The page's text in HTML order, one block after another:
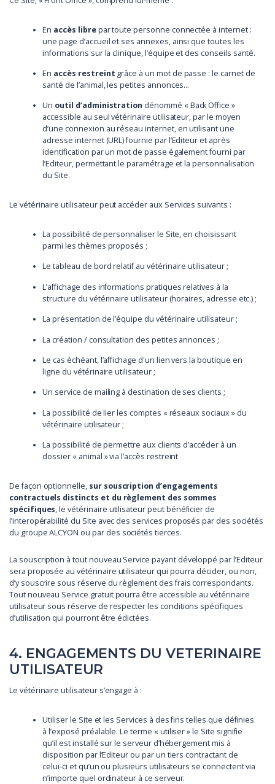
En accès librepar toute personne connectée à internet :
une page d’accueil et ses annexes, ainsi que toutes les
informations sur la clinique, l’équipe et des conseils santé.
En accès restreint grâce à un mot de passe : le carnet de
santé de l’animal, les petites annonces…
Un outil d’administration dénommé « Back Office »
accessible au seul vétérinaire utilisateur, par le moyen
d’une connexion au réseau internet, en utilisant une
adresse internet (URL) fournie par l’Editeur et après
identification par un mot de passe également fourni par
l’Editeur, permettant le paramétrage et la personnalisation
du Site.
Le vétérinaire utilisateur peut accéder aux Services suivants :
La possibilité de personnaliser le Site, en choisissant
parmi les thèmes proposés ;
Le tableau de bord relatif au vétérinaire utilisateur ;
L’affichage des informations pratiques relatives à la
structure du vétérinaire utilisateur (horaires, adresse etc.) ;
La présentation de l’équipe du vétérinaire utilisateur ;
La création / consultation des petites annonces ;
Le cas échéant, l’affichage d'un lien vers la boutique en
ligne du vétérinaire utilisateur ;
Un service de mailing à destination de ses clients ;
La possibilité de lier les comptes « réseaux sociaux » du
vétérinaire utilisateur ;
La possibilité de permettre aux clients d’accéder à un
dossier « animal » via l’accès restreint
De façon optionnelle, sur souscription d’engagements
contractuels distincts et du règlement des sommes
spécifiques, le vétérinaire utilisateur peut bénéficier de
l’interopérabilité du Site avec des services proposés par des sociétés
du groupe ALCYON ou par des sociétés tierces.
La souscription à tout nouveau Service payant développé par l’Editeur
sera proposée au vétérinaire utilisateur qui pourra décider, ou non,
d’y souscrire sous réserve du règlement des frais correspondants.
Tout nouveau Service gratuit pourra être accessible au vétérinaire
utilisateur sous réserve de respecter les conditions spécifiques
d’utilisation qui pourront être édictées.
4. ENGAGEMENTS DU VETERINAIRE
UTILISATEUR
Le vétérinaire utilisateur s’engage à :
Utiliser le Site et les Services à des fins telles que définies
à l’exposé préalable. Le terme « utiliser » le Site signifie
qu’il est installé sur le serveur d’hébergement mis à
disposition par l’Editeur ou par un tiers contractant de
celui-ci et qu’un ou plusieurs utilisateurs se connectent via
n’importe quel ordinateur à ce serveur.